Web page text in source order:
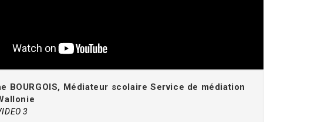
BOURGOIS, Médiateur scolaire Service de médiation
3